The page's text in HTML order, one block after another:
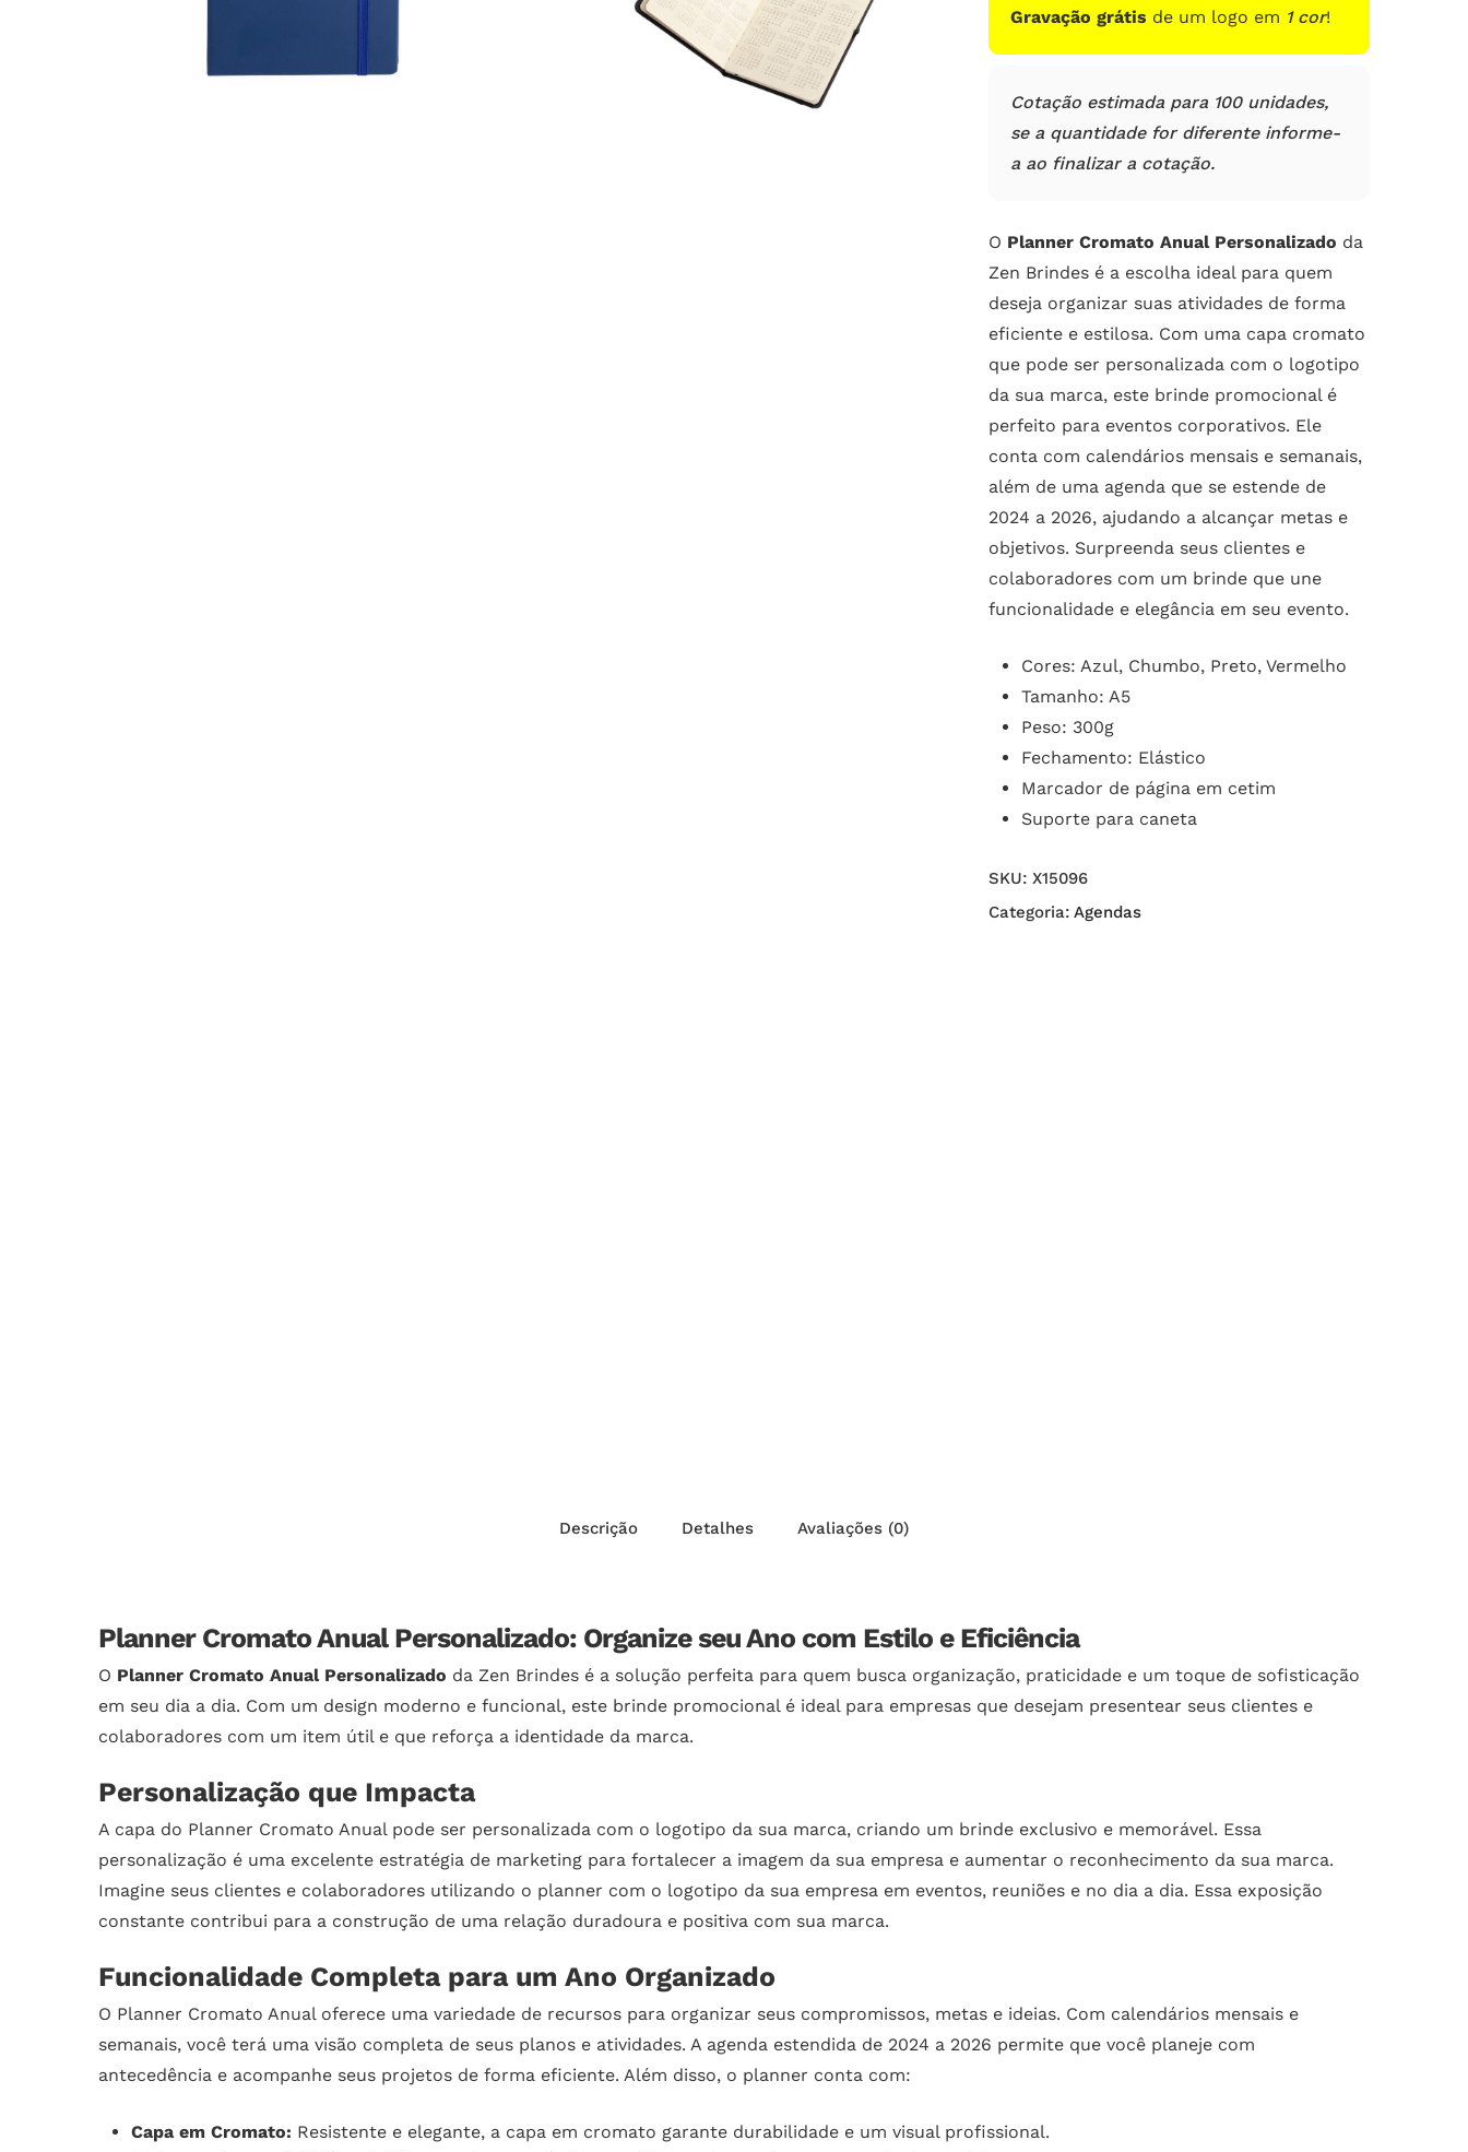
Gravação grátis de um logo em 1 cor!
Cotação estimada para 100 unidades,
se a quantidade for diferente informe-
a ao finalizar a cotação.
O Planner Cromato Anual Personalizado da
Zen Brindes é a escolha ideal para quem
deseja organizar suas atividades de forma
eficiente e estilosa. Com uma capa cromato
que pode ser personalizada com o logotipo
da sua marca, este brinde promocional é
perfeito para eventos corporativos. Ele
conta com calendários mensais e semanais,
além de uma agenda que se estende de
2024 a 2026, ajudando a alcançar metas e
objetivos. Surpreenda seus clientes e
colaboradores com um brinde que une
funcionalidade e elegância em seu evento.
Cores: Azul, Chumbo, Preto, Vermelho
Tamanho: A5
Peso: 300g
Fechamento: Elástico
Marcador de página em cetim
Suporte para caneta
SKU: X15096
Categoria: Agendas
Descrição Detalhes Avaliações (0)
Planner Cromato Anual Personalizado: Organize seu Ano com Estilo e Eficiência
O Planner Cromato Anual Personalizado da Zen Brindes é a solução perfeita para quem busca organização, praticidade e um toque de sofisticação
em seu dia a dia. Com um design moderno e funcional, este brinde promocional é ideal para empresas que desejam presentear seus clientes e
colaboradores com um item útil e que reforça a identidade da marca.
Personalização que Impacta
A capa do Planner Cromato Anual pode ser personalizada com o logotipo da sua marca, criando um brinde exclusivo e memorável. Essa
personalização é uma excelente estratégia de marketing para fortalecer a imagem da sua empresa e aumentar o reconhecimento da sua marca.
Imagine seus clientes e colaboradores utilizando o planner com o logotipo da sua empresa em eventos, reuniões e no dia a dia. Essa exposição
constante contribui para a construção de uma relação duradoura e positiva com sua marca.
Funcionalidade Completa para um Ano Organizado
O Planner Cromato Anual oferece uma variedade de recursos para organizar seus compromissos, metas e ideias. Com calendários mensais e
semanais, você terá uma visão completa de seus planos e atividades. A agenda estendida de 2024 a 2026 permite que você planeje com
antecedência e acompanhe seus projetos de forma eficiente. Além disso, o planner conta com:
Capa em Cromato: Resistente e elegante, a capa em cromato garante durabilidade e um visual profissional.